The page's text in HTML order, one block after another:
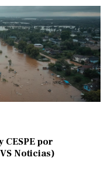
CESPE por
Noticias)